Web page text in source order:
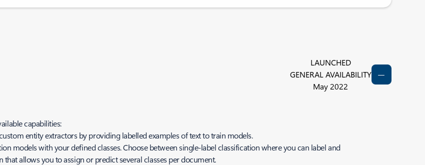
LAUNCHED
GENERAL AVAILABILITY
May 2022
capabilities:
entity extractors by providing labelled examples of text to train models.
models with your defined classes. Choose between single-label classification where you can label and
allows you to assign or predict several classes per document.